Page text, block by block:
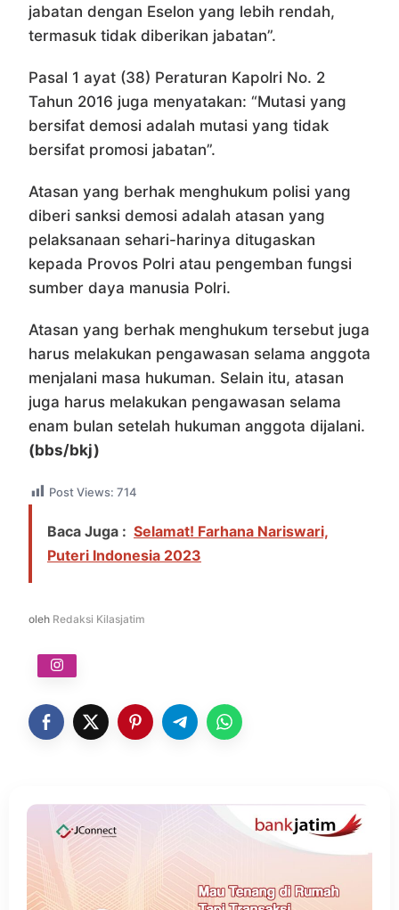
jabatan dengan Eselon yang lebih rendah,
termasuk tidak diberikan jabatan”.
Pasal 1 ayat (38) Peraturan Kapolri No. 2
Tahun 2016 juga menyatakan: “Mutasi yang
bersifat demosi adalah mutasi yang tidak
bersifat promosi jabatan”.
Atasan yang berhak menghukum polisi yang
diberi sanksi demosi adalah atasan yang
pelaksanaan sehari-harinya ditugaskan
kepada Provos Polri atau pengemban fungsi
sumber daya manusia Polri.
Atasan yang berhak menghukum tersebut juga
harus melakukan pengawasan selama anggota
menjalani masa hukuman. Selain itu, atasan
juga harus melakukan pengawasan selama
enam bulan setelah hukuman anggota dijalani.
(bbs/bkj)
Post Views: 714
Baca Juga : Selamat! Farhana Nariswari,
Puteri Indonesia 2023
oleh Redaksi Kilasjatim